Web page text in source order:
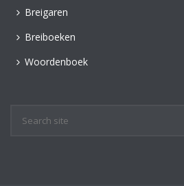
Breigaren
Breiboeken
Woordenboek